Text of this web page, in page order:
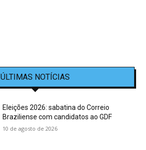
ÚLTIMAS NOTÍCIAS
Eleições 2026: sabatina do Correio
Braziliense com candidatos ao GDF
10 de agosto de 2026